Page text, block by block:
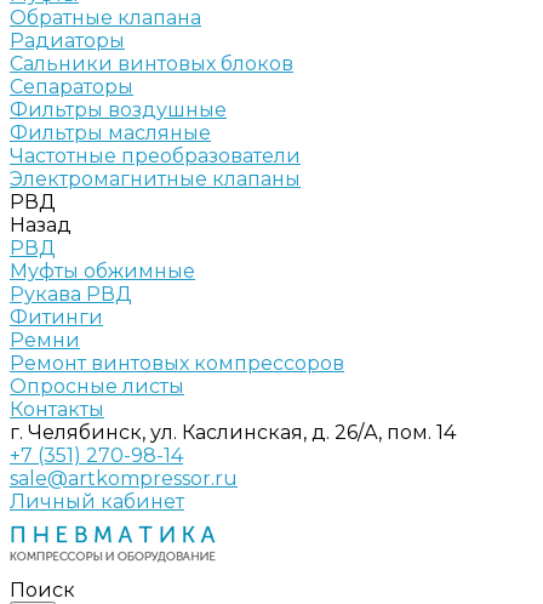
Обратные клапана
Радиаторы
Сальники винтовых блоков
Сепараторы
Фильтры воздушные
Фильтры масляные
Частотные преобразователи
Электромагнитные клапаны
РВД
Назад
РВД
Муфты обжимные
Рукава РВД
Фитинги
Ремни
Ремонт винтовых компрессоров
Опросные листы
Контакты
г. Челябинск, ул. Каслинская, д. 26/А, пом. 14
+7 (351) 270-98-14
sale@artkompressor.ru
Личный кабинет
Поиск